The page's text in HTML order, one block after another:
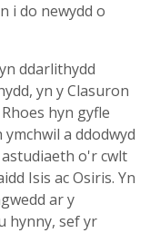
i do newydd o
ddarlithydd
yn y Clasuron
hyn gyfle
a ddodwyd
o'r cwlt
Isis ac Osiris. Yn
ar y
hynny, sef yr